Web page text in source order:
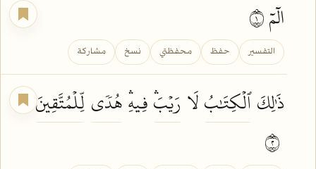
الٓمٓ ١
التفسير حفظ محفظتي نسخ مشاركة
ذَٰلِكَٱلۡكِتَٰبُلَا رَيۡبَۛفِيهِۛهُدٗى لِّلۡمُتَّقِينَ